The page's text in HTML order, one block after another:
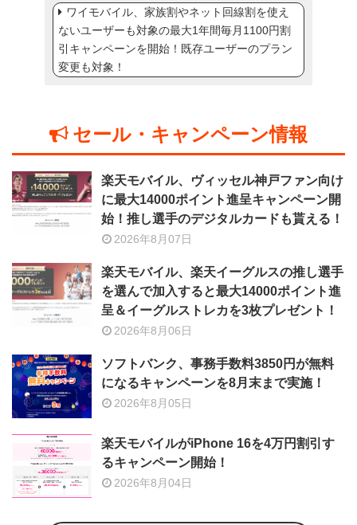
ワイモバイル、家族割やネット回線割を使え
ないユーザーも対象の最大1年間毎月1100円割
引キャンペーンを開始！既存ユーザーのプラン
変更も対象！
セール・キャンペーン情報
楽天モバイル、ヴィッセル神戸ファン向け
に最大14000ポイント進呈キャンペーン開
始！推し選手のデジタルカードも貰える！
2026年8月07日
楽天モバイル、楽天イーグルスの推し選手
を選んで加入すると最大14000ポイント進
呈＆イーグルストレカを3枚プレゼント！
2026年8月06日
ソフトバンク、事務手数料3850円が無料
になるキャンペーンを8月末まで実施！
2026年8月05日
楽天モバイルがiPhone 16を4万円割引す
るキャンペーン開始！
2026年8月04日